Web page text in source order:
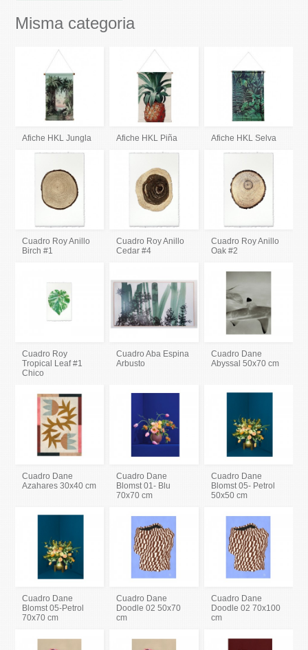
Misma categoria
Afiche HKL Jungla Afiche HKL Piña Afiche HKL Selva
Cuadro Roy Anillo
Birch #1
Cuadro Roy Anillo
Cedar #4
Cuadro Roy Anillo
Oak #2
Cuadro Roy
Tropical Leaf #1
Chico
Cuadro Aba Espina
Arbusto
Cuadro Dane
Abyssal 50x70 cm
Cuadro Dane
Azahares 30x40 cm
Cuadro Dane
Blomst 01- Blu
70x70 cm
Cuadro Dane
Blomst 05- Petrol
50x50 cm
Cuadro Dane
Blomst 05-Petrol
70x70 cm
Cuadro Dane
Doodle 02 50x70
cm
Cuadro Dane
Doodle 02 70x100
cm